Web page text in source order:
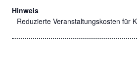
Hinweis
Reduzierte Veranstaltungskosten für